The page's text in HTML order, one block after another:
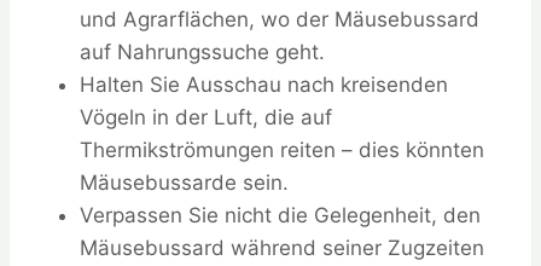
und Agrarflächen, wo der Mäusebussard
auf Nahrungssuche geht.
Halten Sie Ausschau nach kreisenden
Vögeln in der Luft, die auf
Thermikströmungen reiten – dies könnten
Mäusebussarde sein.
Verpassen Sie nicht die Gelegenheit, den
Mäusebussard während seiner Zugzeiten